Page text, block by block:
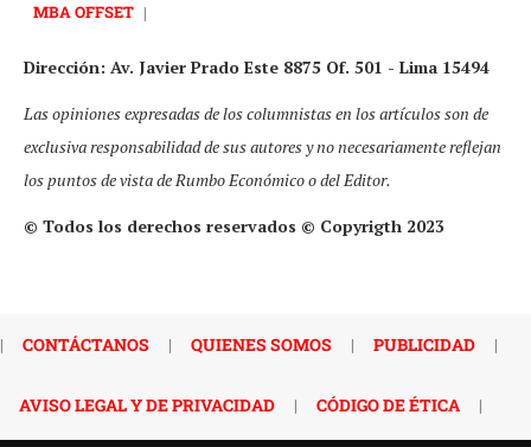
MBA OFFSET |
Dirección: Av. Javier Prado Este 8875 Of. 501 - Lima 15494
Las opiniones expresadas de los columnistas en los artículos son de
exclusiva responsabilidad de sus autores y no necesariamente reflejan
los puntos de vista de Rumbo Económico o del Editor.
© Todos los derechos reservados © Copyrigth 2023
| CONTÁCTANOS | QUIENES SOMOS | PUBLICIDAD |
AVISO LEGAL Y DE PRIVACIDAD | CÓDIGO DE ÉTICA |